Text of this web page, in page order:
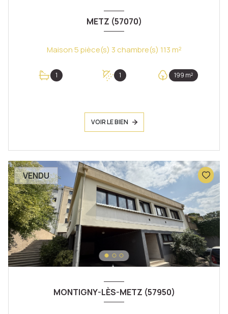
METZ (57070)
Maison 5 pièce(s) 3 chambre(s) 113 m²
1 1 199 m²
VOIR LE BIEN
VENDU
MONTIGNY-LÈS-METZ (57950)